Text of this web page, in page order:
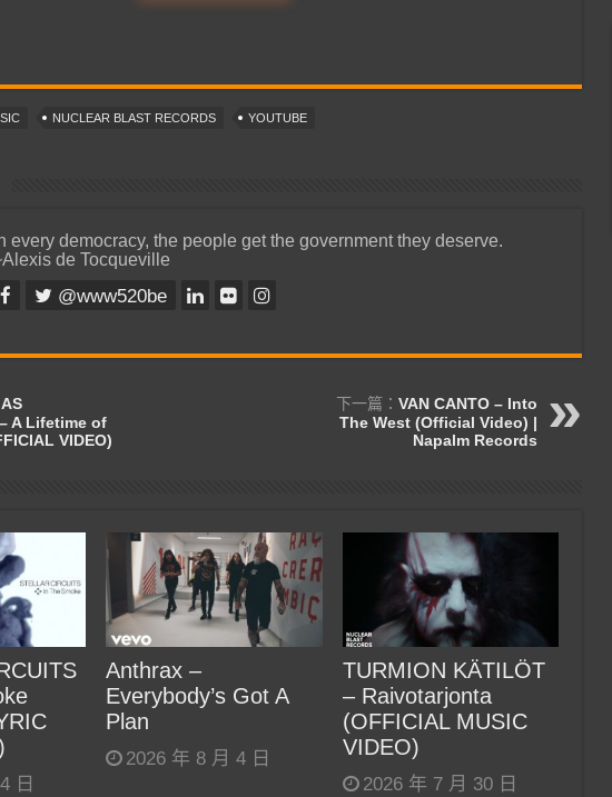
NUCLEAR BLAST RECORDS YOUTUBE
every democracy, the people get the government they deserve.
de Tocqueville
@www520be
A Lifetime of
VIDEO)
下一篇： VAN CANTO – Into
The West (Official Video) |
Napalm Records
日
Anthrax –
Everybody’s Got A
Plan
2026 年 8 月 4 日
TURMION KÄTILÖT
– Raivotarjonta
(OFFICIAL MUSIC
VIDEO)
2026 年 7 月 30 日